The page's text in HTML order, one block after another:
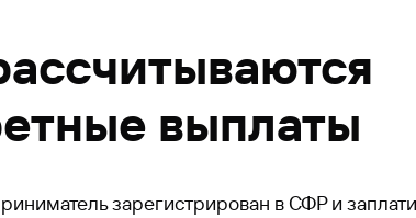
выплаты
зарегистрирован в СФР и